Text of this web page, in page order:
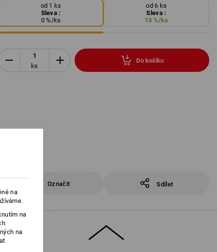
od 1 ks
Sleva :
0 %/ks
od 6 ks
Sleva :
13 %/ks
ks
Do košíku
Označit Sdílet
na
na
na